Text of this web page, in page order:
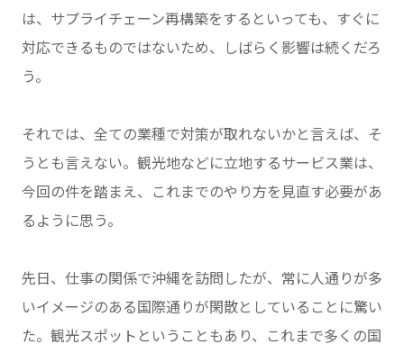
は、サプライチェーン再構築をするといっても、すぐに
対応できるものではないため、しばらく影響は続くだろ
う。
それでは、全ての業種で対策が取れないかと言えば、そ
うとも言えない。観光地などに立地するサービス業は、
今回の件を踏まえ、これまでのやり方を見直す必要があ
るように思う。
先日、仕事の関係で沖縄を訪問したが、常に人通りが多
いイメージのある国際通りが閑散としていることに驚い
た。観光スポットということもあり、これまで多くの国